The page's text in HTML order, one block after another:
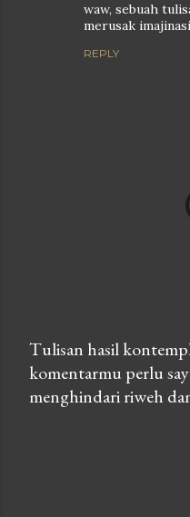
waw, sebuah
merusak
REPLY
P
o
Tulisan hasil
komentarmu perlu
menghindari riweh